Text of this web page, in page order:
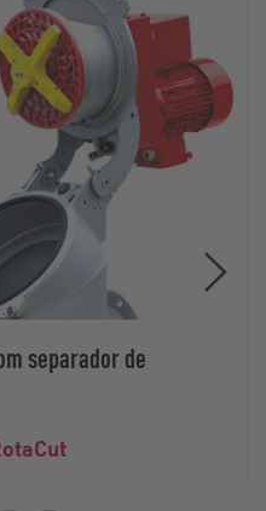
separador de